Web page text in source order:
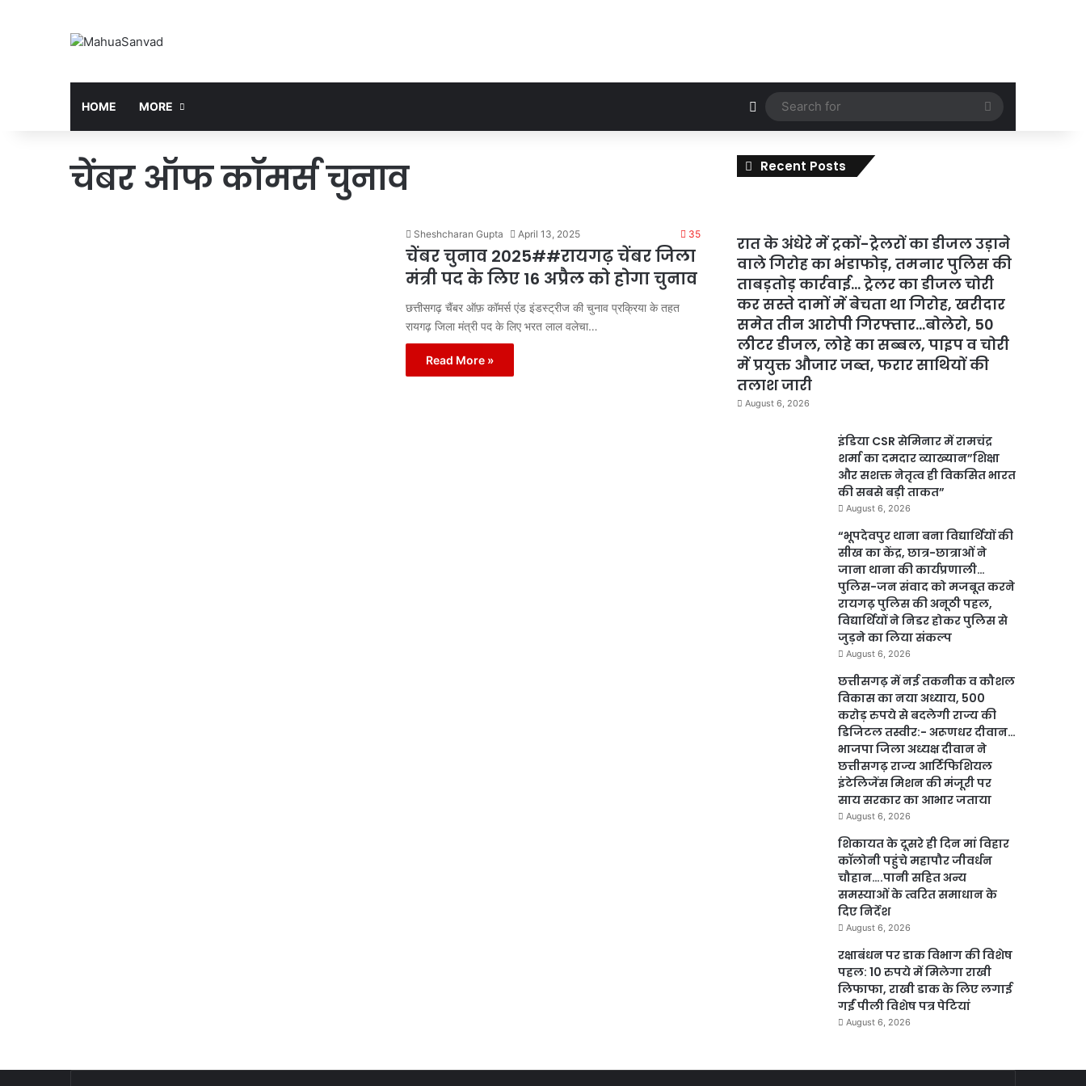
HOME MORE Random Article
Search
for
चेंबर ऑफ कॉमर्स चुनाव
Sheshcharan Gupta April 13, 2025 35
चेंबर चुनाव 2025##रायगढ़ चेंबर जिला
मंत्री पद के लिए 16 अप्रैल को होगा चुनाव
छत्तीसगढ़ चैंबर ऑफ़ कॉमर्स एंड इंडस्ट्रीज की चुनाव प्रक्रिया के तहत
रायगढ़ जिला मंत्री पद के लिए भरत लाल वलेचा…
Read More »
Recent Posts
रात के अंधेरे में ट्रकों-ट्रेलरों का डीजल उड़ाने
वाले गिरोह का भंडाफोड़, तमनार पुलिस की
ताबड़तोड़ कार्रवाई… ट्रेलर का डीजल चोरी
कर सस्ते दामों में बेचता था गिरोह, खरीदार
समेत तीन आरोपी गिरफ्तार…बोलेरो, 50
लीटर डीजल, लोहे का सब्बल, पाइप व चोरी
में प्रयुक्त औजार जब्त, फरार साथियों की
तलाश जारी
August 6, 2026
इंडिया CSR सेमिनार में रामचंद्र
शर्मा का दमदार व्याख्यान”शिक्षा
और सशक्त नेतृत्व ही विकसित भारत
की सबसे बड़ी ताकत”
August 6, 2026
“भूपदेवपुर थाना बना विद्यार्थियों की
सीख का केंद्र, छात्र-छात्राओं ने
जाना थाना की कार्यप्रणाली…
पुलिस-जन संवाद को मजबूत करने
रायगढ़ पुलिस की अनूठी पहल,
विद्यार्थियों ने निडर होकर पुलिस से
जुड़ने का लिया संकल्प
August 6, 2026
छत्तीसगढ़ में नई तकनीक व कौशल
विकास का नया अध्याय, 500
करोड़ रुपये से बदलेगी राज्य की
डिजिटल तस्वीर:- अरूणधर दीवान…
भाजपा जिला अध्यक्ष दीवान ने
छत्तीसगढ़ राज्य आर्टिफिशियल
इंटेलिजेंस मिशन की मंजूरी पर
साय सरकार का आभार जताया
August 6, 2026
शिकायत के दूसरे ही दिन मां विहार
कॉलोनी पहुंचे महापौर जीवर्धन
चौहान….पानी सहित अन्य
समस्याओं के त्वरित समाधान के
दिए निर्देश
August 6, 2026
रक्षाबंधन पर डाक विभाग की विशेष
पहल: 10 रुपये में मिलेगा राखी
लिफाफा, राखी डाक के लिए लगाई
गईं पीली विशेष पत्र पेटियां
August 6, 2026